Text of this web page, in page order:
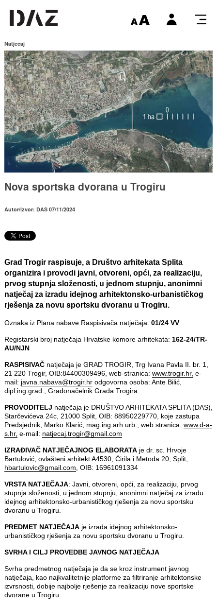
Natječaj
Nova sportska dvorana u Trogiru
Autor/izvor: DAS 07/11/2024
Grad Trogir raspisuje, a Društvo arhitekata Splita
organizira i provodi javni, otvoreni, opći, za realizaciju,
prvog stupnja složenosti, u jednom stupnju, anonimni
natječaj za izradu idejnog arhitektonsko-urbanističkog
rješenja za novu sportsku dvoranu u Trogiru.
Oznaka iz Plana nabave Raspisivača natječaja: 01/24 VV
Registarski broj natječaja Hrvatske komore arhitekata: 162-24/TR-
AU/NJN
RASPISIVAČnatječaja je GRAD TROGIR, Trg Ivana Pavla II. br. 1,
21 220 Trogir, OIB:84400309496, web-stranica: www.trogir.hr, e-
mail: javna.nabava@trogir.hrodgovorna osoba: Ante Bilić,
dipl.ing.građ., Gradonačelnik Grada Trogira
PROVODITELJ natječaja je DRUŠTVO ARHITEKATA SPLITA (DAS),
Starčevićeva 24c, 21000 Split, OIB: 88950229770, koje zastupa
Predsjednik, Marko Klarić, mag.ing.arh.urb., web stranica: www.d-a-
s.hr, e-mail: natjecaj.trogir@gmail.com
IZRAĐIVAČ NATJEČAJNOG ELABORATAje dr. sc. Hrvoje
Bartulović, ovlašteni arhitekt A4530, Ćirila i Metoda 20, Split,
hbartulovic@gmail.com , OIB: 16961091334
VRSTA NATJEČAJA: Javni, otvoreni, opći, za realizaciju, prvog
stupnja složenosti, u jednom stupnju, anonimni natječaj za izradu
idejnog arhitektonsko-urbanističkog rješenja za novu sportsku
dvoranu u Trogiru.
PREDMET NATJEČAJAje izrada idejnog arhitektonsko-
urbanističkog rješenja za novu sportsku dvoranu u Trogiru.
SVRHA I CILJ PROVEDBE JAVNOG NATJEČAJA
Svrha predmetnog natječaja je da se kroz instrument javnog
natječaja, kao najkvalitetnije platforme za filtriranje arhitektonske
izvrsnosti, dobije najbolje rješenje za realizaciju nove sportske
dvorane u Trogiru.